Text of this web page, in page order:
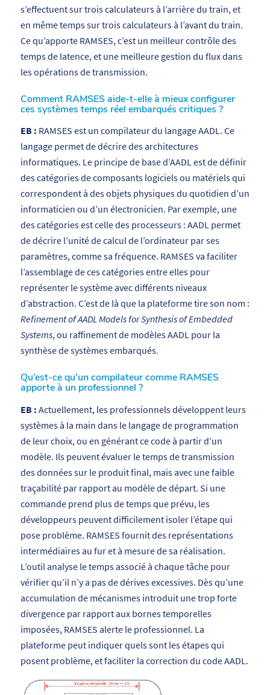
s’effectuent sur trois calculateurs à l’arrière du train, et
en même temps sur trois calculateurs à l’avant du train.
Ce qu’apporte RAMSES, c’est un meilleur contrôle des
temps de latence, et une meilleure gestion du flux dans
les opérations de transmission.
Comment RAMSES aide-t-elle à mieux configurer
ces systèmes temps réel embarqués critiques ?
EB : RAMSES est un compilateur du langage AADL. Ce
langage permet de décrire des architectures
informatiques. Le principe de base d’AADL est de définir
des catégories de composants logiciels ou matériels qui
correspondent à des objets physiques du quotidien d’un
informaticien ou d’un électronicien. Par exemple, une
des catégories est celle des processeurs : AADL permet
de décrire l’unité de calcul de l’ordinateur par ses
paramètres, comme sa fréquence. RAMSES va faciliter
l’assemblage de ces catégories entre elles pour
représenter le système avec différents niveaux
d’abstraction. C’est de là que la plateforme tire son nom :
Refinement of AADL Models for Synthesis of Embedded
Systems, ou raffinement de modèles AADL pour la
synthèse de systèmes embarqués.
Qu’est-ce qu’un compilateur comme RAMSES
apporte à un professionnel ?
EB : Actuellement, les professionnels développent leurs
systèmes à la main dans le langage de programmation
de leur choix, ou en générant ce code à partir d’un
modèle. Ils peuvent évaluer le temps de transmission
des données sur le produit final, mais avec une faible
traçabilité par rapport au modèle de départ. Si une
commande prend plus de temps que prévu, les
développeurs peuvent difficilement isoler l’étape qui
pose problème. RAMSES fournit des représentations
intermédiaires au fur et à mesure de sa réalisation.
L’outil analyse le temps associé à chaque tâche pour
vérifier qu’il n’y a pas de dérives excessives. Dès qu’une
accumulation de mécanismes introduit une trop forte
divergence par rapport aux bornes temporelles
imposées, RAMSES alerte le professionnel. La
plateforme peut indiquer quels sont les étapes qui
posent problème, et faciliter la correction du code AADL.